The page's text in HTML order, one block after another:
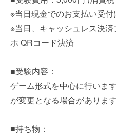
※当日現金でのお支払い受付
※当日、キャッシュレス決済
ホ QRコード決済
■受験内容：
ゲーム形式を中心に行いま
が変更となる場合がありま
■持ち物：